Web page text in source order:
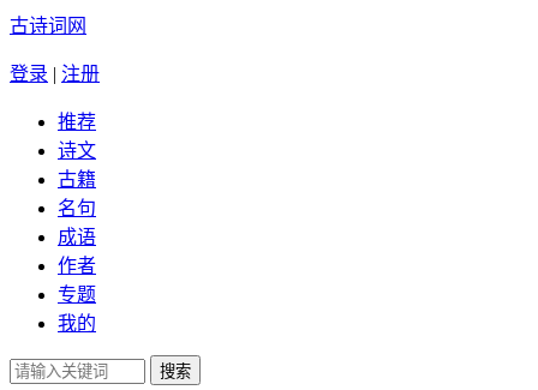
古诗词网
登录 | 注册
推荐
诗文
古籍
名句
成语
作者
专题
我的